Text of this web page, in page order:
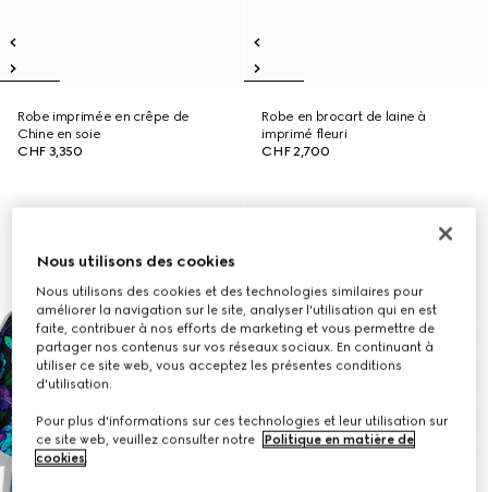
Robe imprimée en crêpe de
Chine en soie
CHF 3,350
Robe en brocart de laine à
imprimé fleuri
CHF 2,700
Nous utilisons des cookies
Nous utilisons des cookies et des technologies similaires pour
améliorer la navigation sur le site, analyser l'utilisation qui en est
faite, contribuer à nos efforts de marketing et vous permettre de
partager nos contenus sur vos réseaux sociaux. En continuant à
utiliser ce site web, vous acceptez les présentes conditions
d'utilisation.
Pour plus d'informations sur ces technologies et leur utilisation sur
ce site web, veuillez consulter notre
Politique en matière de
cookies.